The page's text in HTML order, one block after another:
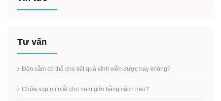
Tư vấn
Độn cằm có thể cho kết quả vĩnh viễn được hay không?
Chữa sụp mí mắt cho nam giới bằng cách nào?